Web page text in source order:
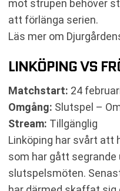
mot strupen behöver
att förlänga serien.
Läs mer om
LINKÖPING VS
Matchstart: 24
Omgång: Slutspel –
Stream: Tillgänglig
Linköping har svårt att
som har gått segrande
slutspelsmöten.